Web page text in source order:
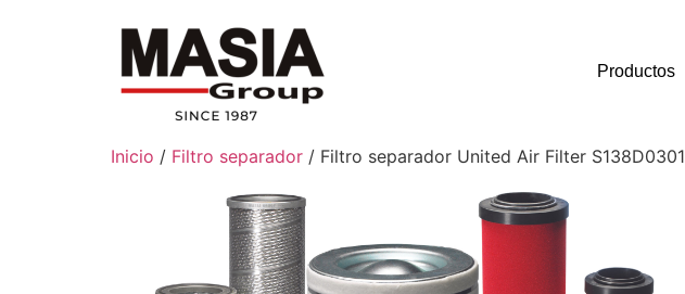
Productos
Inicio / Filtro separador / Filtro separador United Air Filter S138D0301